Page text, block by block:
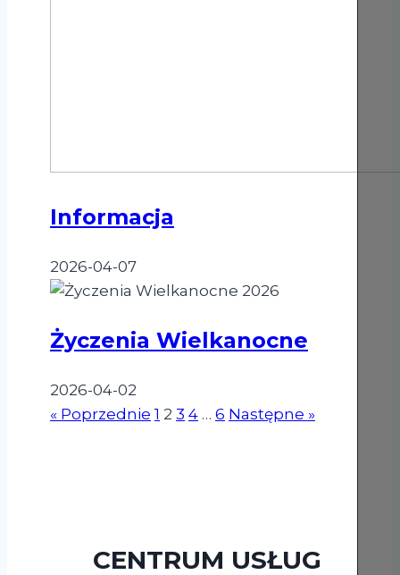
Informacja
2026-04-07
Życzenia
Życzenia Wielkanocne
2026-04-02
« Poprzednie 1 2 3 4 … 6 Następne »
CENTRUM USŁUG